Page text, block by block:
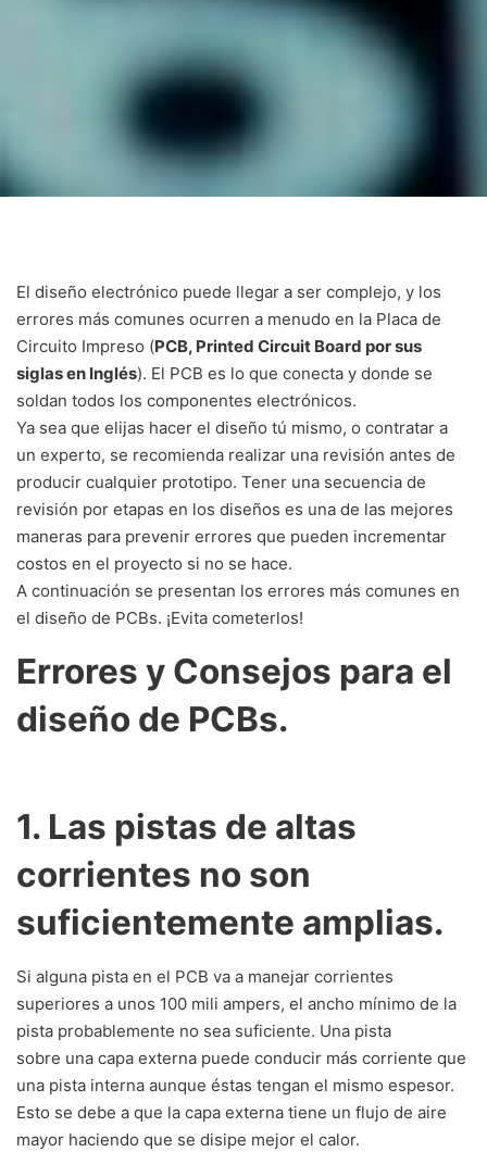
El diseño electrónico puede llegar a ser complejo, y los
errores más comunes ocurren a menudo en la Placa de
Circuito Impreso (PCB, Printed Circuit Board por sus
siglas en Inglés). El PCB es lo que conecta y donde se
soldan todos los componentes electrónicos.
Ya sea que elijas hacer el diseño tú mismo, o contratar a
un experto, se recomienda realizar una revisión antes de
producir cualquier prototipo. Tener una secuencia de
revisión por etapas en los diseños es una de las mejores
maneras para prevenir errores que pueden incrementar
costos en el proyecto si no se hace.
A continuación se presentan los errores más comunes en
el diseño de PCBs. ¡Evita cometerlos!
Errores y Consejos para el
diseño de PCBs.
1. Las pistas de altas
corrientes no son
suficientemente amplias.
Si alguna pista en el PCB va a manejar corrientes
superiores a unos 100 mili ampers, el ancho mínimo de la
pista probablemente no sea suficiente. Una pista
sobre una capa externa puede conducir más corriente que
una pista interna aunque éstas tengan el mismo espesor.
Esto se debe a que la capa externa tiene un flujo de aire
mayor haciendo que se disipe mejor el calor.